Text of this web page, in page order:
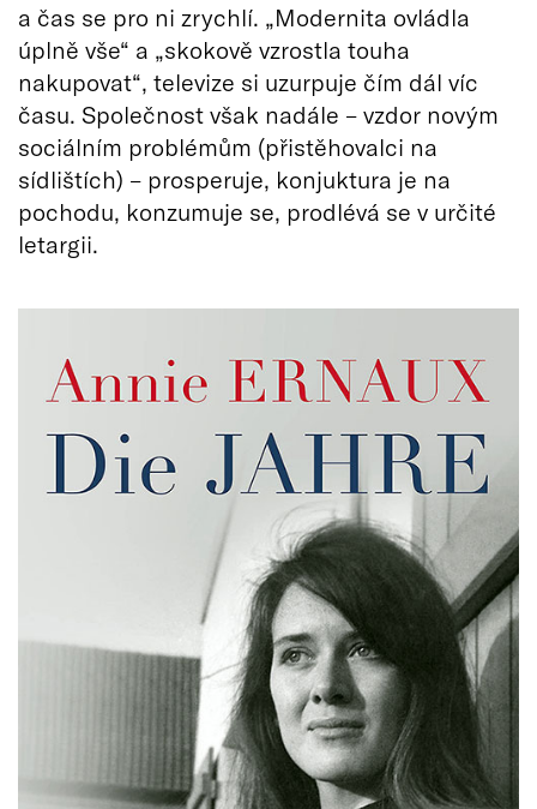
a čas se pro ni zrychlí. „Modernita ovládla
úplně vše“ a „skokově vzrostla touha
nakupovat“, televize si uzurpuje čím dál víc
času. Společnost však nadále – vzdor novým
sociálním problémům (přistěhovalci na
sídlištích) – prosperuje, konjuktura je na
pochodu, konzumuje se, prodlévá se v určité
letargii.